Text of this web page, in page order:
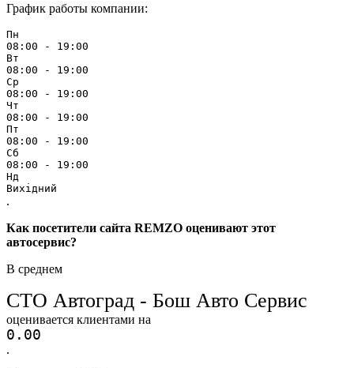
График работы компании:
Пн
08:00 - 19:00
Вт
08:00 - 19:00
Ср
08:00 - 19:00
Чт
08:00 - 19:00
Пт
08:00 - 19:00
Сб
08:00 - 19:00
Нд
Вихідний
.
Как посетители сайта REMZO оценивают этот
автосервис?
В среднем
СТО Автоград - Бош Авто Сервис
оценивается клиентами на
0.00
.